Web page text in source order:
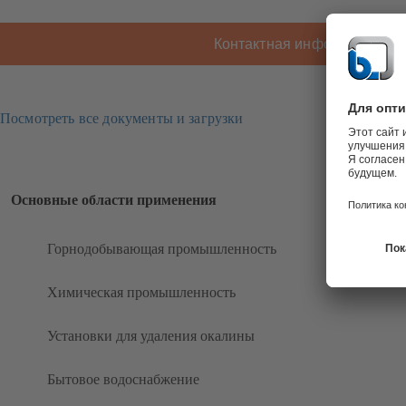
Контактная информация
Посмотреть все документы и загрузки
Основные области применения
Горнодобывающая промышленность
Химическая промышленность
Установки для удаления окалины
Бытовое водоснабжение